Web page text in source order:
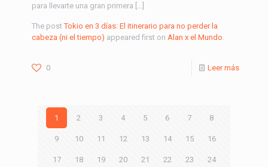
para llevarte una gran primera […]
The postTokio en 3 días: El itinerario para no perder la
cabeza (ni el tiempo) appeared first on Alan x el Mundo.
0 Leer más
1 2 3 4 5 6 7 8
9 10 11 12 13 14 15 16
17 18 19 20 21 22 23 24